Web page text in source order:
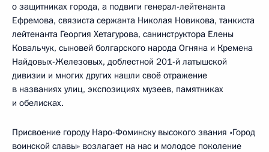
о защитниках города, а подвиги генерал-лейтенанта
Ефремова, связиста сержанта Николая Новикова, танкиста
лейтенанта Георгия Хетагурова, санинструктора Елены
Ковальчук, сыновей болгарского народа Огняна и Кремена
Найдовых-Железовых, доблестной 201-й латышской
дивизии и многих других нашли своё отражение
в названиях улиц, экспозициях музеев, памятниках
и обелисках.
Присвоение городу Наро-Фоминску высокого звания «Город
воинской славы» возлагает на нас и молодое поколение